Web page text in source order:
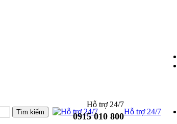
Hỗ trợ 24/7
0915 010 800Hỗ trợ 24/7